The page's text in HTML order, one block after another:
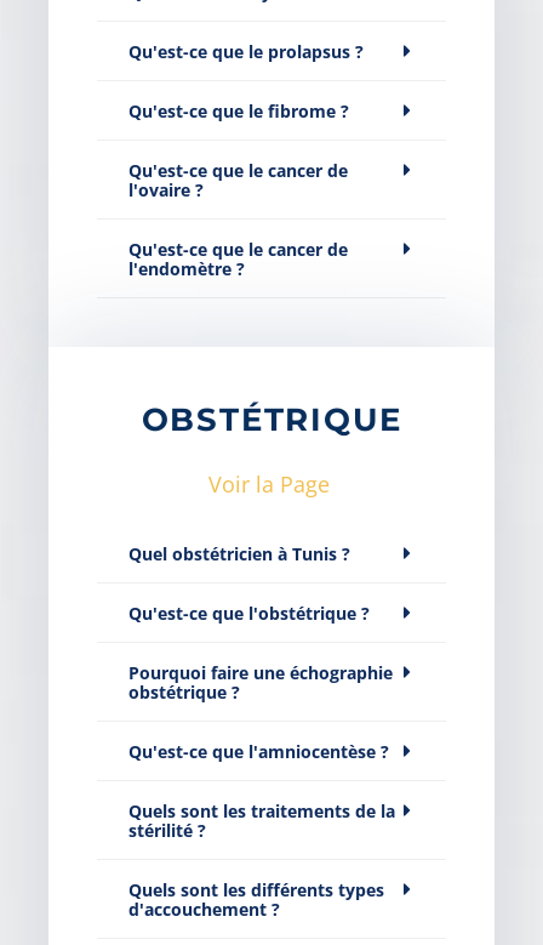
Qu'est-ce que le prolapsus ?
Qu'est-ce que le fibrome ?
Qu'est-ce que le cancer de
l'ovaire ?
Qu'est-ce que le cancer de
l'endomètre ?
OBSTÉTRIQUE
Voir la Page
Quel obstétricien à Tunis ?
Qu'est-ce que l'obstétrique ?
Pourquoi faire une échographie
obstétrique ?
Qu'est-ce que l'amniocentèse ?
Quels sont les traitements de la
stérilité ?
Quels sont les différents types
d'accouchement ?